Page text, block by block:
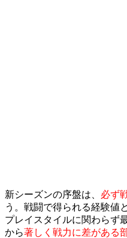
新シーズンの序盤は、 必ず
う。戦闘で得られる経験値
プレイスタイルに関わらず
から著しく戦力に差がある